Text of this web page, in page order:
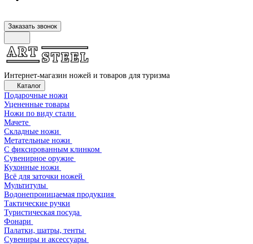
Заказать звонок
Интернет-магазин ножей и товаров для туризма
Каталог
Подарочные ножи
Уцененные товары
Ножи по виду стали
Мачете
Складные ножи
Метательные ножи
С фиксированным клинком
Сувенирное оружие
Кухонные ножи
Всё для заточки ножей
Мультитулы
Водонепроницаемая продукция
Тактические ручки
Туристическая посуда
Фонари
Палатки, шатры, тенты
Сувениры и аксессуары